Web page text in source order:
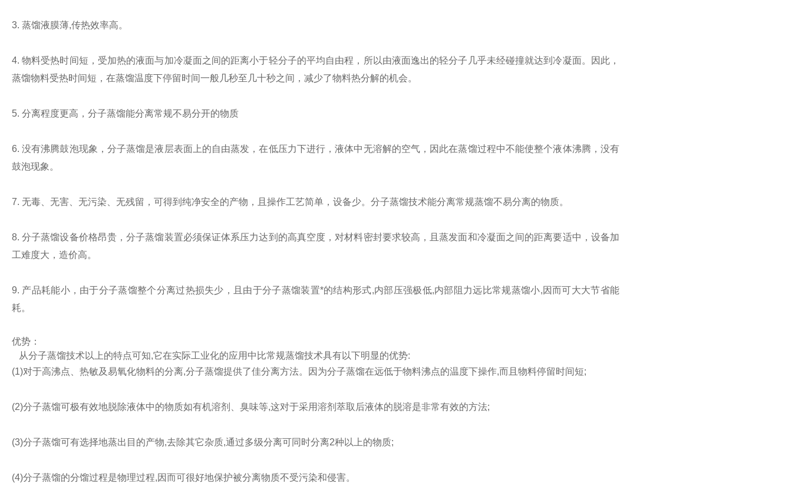
3. 蒸馏液膜薄,传热效率高。
4. 物料受热时间短，受加热的液面与加冷凝面之间的距离小于轻分子的平均自由程，所以由液面逸出的轻分子几乎未经碰撞就达到冷凝面。因此，
蒸馏物料受热时间短，在蒸馏温度下停留时间一般几秒至几十秒之间，减少了物料热分解的机会。
5. 分离程度更高，分子蒸馏能分离常规不易分开的物质
6. 没有沸腾鼓泡现象，分子蒸馏是液层表面上的自由蒸发，在低压力下进行，液体中无溶解的空气，因此在蒸馏过程中不能使整个液体沸腾，没有
鼓泡现象。
7. 无毒、无害、无污染、无残留，可得到纯净安全的产物，且操作工艺简单，设备少。分子蒸馏技术能分离常规蒸馏不易分离的物质。
8. 分子蒸馏设备价格昂贵，分子蒸馏装置必须保证体系压力达到的高真空度，对材料密封要求较高，且蒸发面和冷凝面之间的距离要适中，设备加
工难度大，造价高。
9. 产品耗能小，由于分子蒸馏整个分离过热损失少，且由于分子蒸馏装置*的结构形式,内部压强极低,内部阻力远比常规蒸馏小,因而可大大节省能
耗。
优势：
从分子蒸馏技术以上的特点可知,它在实际工业化的应用中比常规蒸馏技术具有以下明显的优势:
(1)对于高沸点、热敏及易氧化物料的分离,分子蒸馏提供了佳分离方法。因为分子蒸馏在远低于物料沸点的温度下操作,而且物料停留时间短;
(2)分子蒸馏可极有效地脱除液体中的物质如有机溶剂、臭味等,这对于采用溶剂萃取后液体的脱溶是非常有效的方法;
(3)分子蒸馏可有选择地蒸出目的产物,去除其它杂质,通过多级分离可同时分离2种以上的物质;
(4)分子蒸馏的分馏过程是物理过程,因而可很好地保护被分离物质不受污染和侵害。